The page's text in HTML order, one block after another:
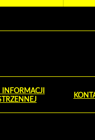
INFORMACJI
SIĘ W NOWYM OKNIE